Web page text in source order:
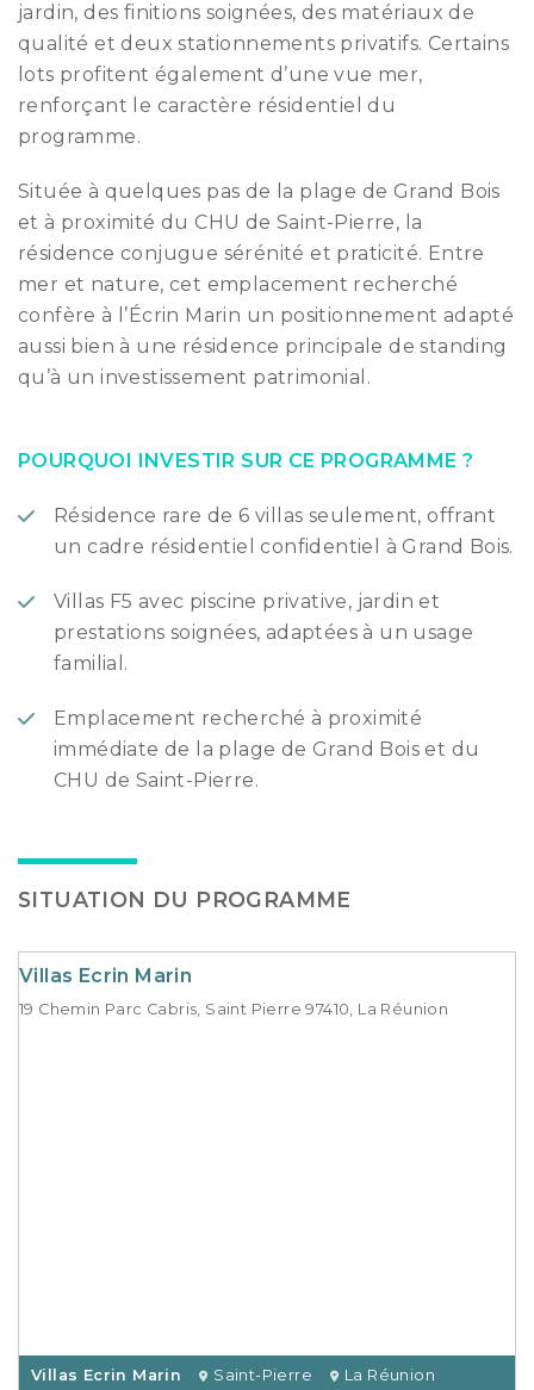
jardin, des finitions soignées, des matériaux de
qualité et deux stationnements privatifs. Certains
lots profitent également d’une vue mer,
renforçant le caractère résidentiel du
programme.
Située à quelques pas de la plage de Grand Bois
et à proximité du CHU de Saint-Pierre, la
résidence conjugue sérénité et praticité. Entre
mer et nature, cet emplacement recherché
confère à l’Écrin Marin un positionnement adapté
aussi bien à une résidence principale de standing
qu’à un investissement patrimonial.
POURQUOI INVESTIR SUR CE PROGRAMME ?
Résidence rare de 6 villas seulement, offrant
un cadre résidentiel confidentiel à Grand Bois.
Villas F5 avec piscine privative, jardin et
prestations soignées, adaptées à un usage
familial.
Emplacement recherché à proximité
immédiate de la plage de Grand Bois et du
CHU de Saint-Pierre.
SITUATION DU PROGRAMME
Villas Ecrin Marin
19 Chemin Parc Cabris, Saint Pierre 97410, La Réunion
Villas Ecrin Marin Saint-Pierre La Réunion